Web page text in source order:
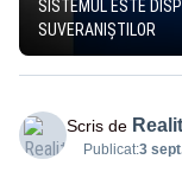
SISTEMUL ESTE
SUVERANIȘTILOR
Scris de
Publicat:3